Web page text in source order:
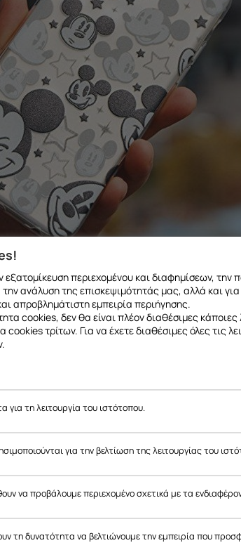
σχέδια που θα βρείτε
τυπώνονται κατόπιν παραγγελίας!
Θήκη απόεύκαμπτο TPU
και γρατζουνιές στο πίσω μέρος
εξατομίκευση περιεχομένου και διαφημίσεων, την
ανάλυση της επισκεψιμότητάς μας, αλλά και
απροβλημάτιστη εμπειρία περιήγησης.
cookies, δεν θα είναι πλέον διαθέσιμες κάποιες
τρίτων. Για να έχετε διαθέσιμες όλες τις
για τη λειτουργία του ιστότοπου.
για την βελτίωση της λειτουργίας του
να προβάλουμε περιεχομένο σχετικά με τα
τη δυνατότητα να βελτιώνουμε την εμπειρία που